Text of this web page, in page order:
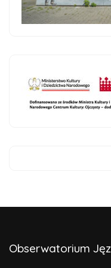
Obserwatorium